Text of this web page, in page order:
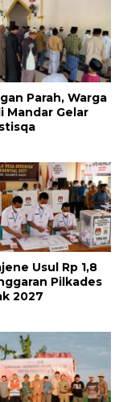
Parah, Warga
Mandar Gelar
Usul Rp 1,8
Pilkades
2027